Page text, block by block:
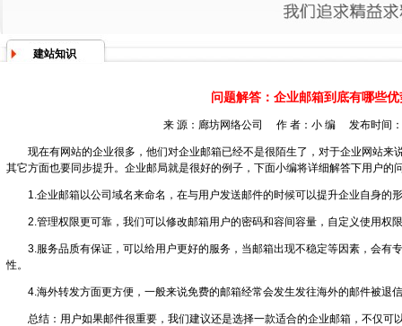
建站知识
问题解答：企业邮箱到底有哪些优
来 源： 廊坊网络公司 作 者：小 编 发布时间：
现在有网站的企业很多，他们对企业邮箱已经不是很陌生了，对于企业网站来
其它方面也要同步提升。企业邮局就是很好的例子，下面小编将详细解答下用户的
1.企业邮箱以公司域名来命名，在与用户发送邮件的时候可以提升企业自身的
2.管理权限更可靠，我们可以修改邮箱用户的密码和容间容量，自定义使用权
3.服务品质有保证，可以给用户更好的服务，当邮箱出现不稳定等因素，会有
性。
4.海外转发方面更方便，一般来说免费的邮箱经常会发生发往海外的邮件被退
总结：用户如果邮件很重要，我们建议还是选择一款适合的企业邮箱，不仅可